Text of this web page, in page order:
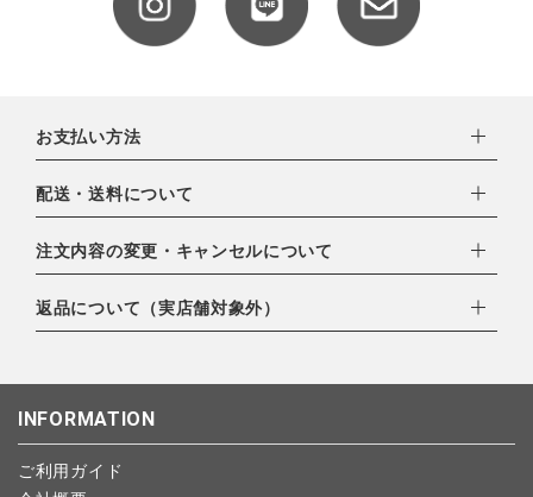
生活雑貨
ギフト
ブランド
特集
お問い合わせ
お支払い方法
下記お支払い方法よりお選びいただけます。
・クレジットカード（VISA,mastercard,JCB,AMERICAN
EXPRESS,Diners Club）
・amazonペイメント
・楽天ペイ
・PayPay
配送・送料について
配達業者：日本郵便
北海道：1,400円
注文内容の変更・キャンセルについて
ご注文日当日から翌日のAM9:00までにご連絡頂いた場合はキャ
ンセルは可能です。
します。
予約商品など一部キャンセルが出来ない場合がございます。あら
かじめご了承ください。
返品について（実店舗対象外）
こちら よりご依頼ください。
INFORMATION
ご利用ガイド